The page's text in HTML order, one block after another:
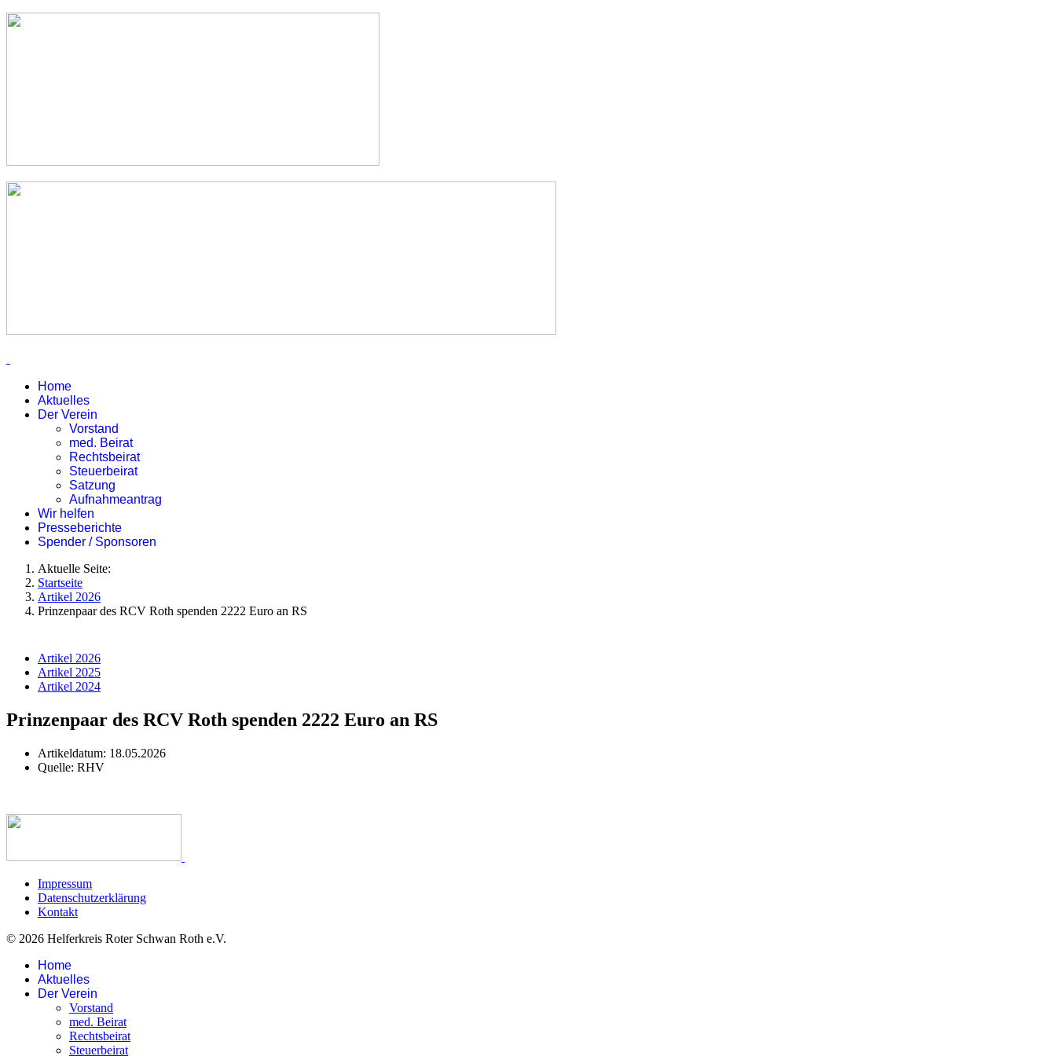
Home
Aktuelles
Der Verein
Vorstand
med. Beirat
Rechtsbeirat
Steuerbeirat
Satzung
Aufnahmeantrag
Wir helfen
Presseberichte
Spender / Sponsoren
Aktuelle Seite:
Startseite
Artikel 2026
Prinzenpaar des RCV Roth spenden 2222 Euro an RS
Artikel 2026
Artikel 2025
Artikel 2024
Prinzenpaar des RCV Roth spenden 2222 Euro an RS
Artikeldatum: 18.05.2026
Quelle: RHV
Impressum
Datenschutzerklärung
Kontakt
© 2026 Helferkreis Roter Schwan Roth e.V.
Home
Aktuelles
Der Verein
Vorstand
med. Beirat
Rechtsbeirat
Steuerbeirat